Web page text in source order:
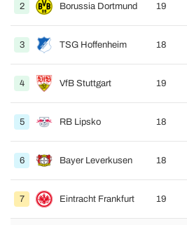
2 Borussia Dortmund 19
3 TSG Hoffenheim 18
4 VfB Stuttgart 19
5 RB Lipsko 18
6 Bayer Leverkusen 18
7 Eintracht Frankfurt 19